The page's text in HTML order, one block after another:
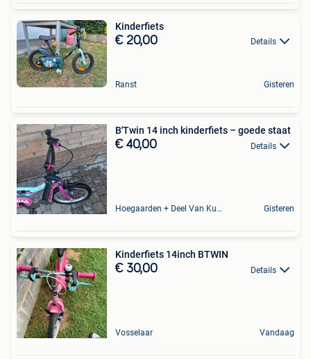
Kinderfiets
€ 20,00 Details
Ranst Gisteren
B'Twin 14 inch kinderfiets – goede staat
€ 40,00 Details
Hoegaarden + Deel Van Kumtich + Deel Van Tienen Gisteren
Kinderfiets 14inch BTWIN
€ 30,00 Details
Vosselaar Vandaag